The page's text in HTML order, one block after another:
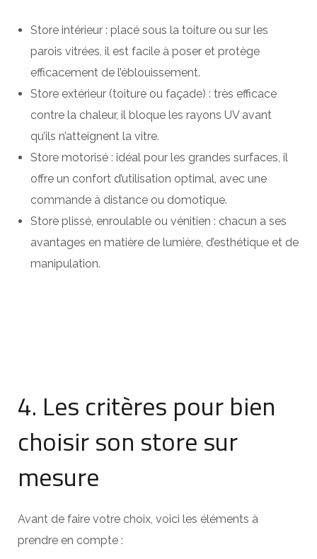
Store intérieur : placé sous la toiture ou sur les
parois vitrées, il est facile à poser et protège
efficacement de l’éblouissement.
Store extérieur (toiture ou façade) : très efficace
contre la chaleur, il bloque les rayons UV avant
qu’ils n’atteignent la vitre.
Store motorisé : idéal pour les grandes surfaces, il
offre un confort d’utilisation optimal, avec une
commande à distance ou domotique.
Store plissé, enroulable ou vénitien : chacun a ses
avantages en matière de lumière, d’esthétique et de
manipulation.
4. Les critères pour bien
choisir son store sur
mesure
Avant de faire votre choix, voici les éléments à
prendre en compte :